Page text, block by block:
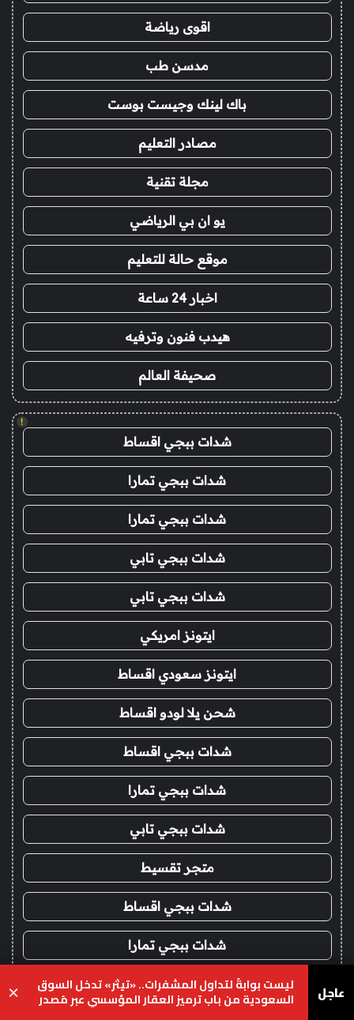
اقوى رياضة
مدسن طب
باك لينك وجيست بوست
مصادر التعليم
مجلة تقنية
يو ان بي الرياضي
موقع حالة للتعليم
اخبار 24 ساعة
هيدب فنون وترفيه
صحيفة العالم
!
شدات ببجي اقساط
شدات ببجي تمارا
شدات ببجي تمارا
شدات ببجي تابي
شدات ببجي تابي
ايتونز امريكي
ايتونز سعودي اقساط
شحن يلا لودو اقساط
شدات ببجي اقساط
شدات ببجي تمارا
شدات ببجي تابي
متجر تقسيط
شدات ببجي اقساط
شدات ببجي تمارا
شدات ببجي تابي عاجل ليست بوابةً لتداول المشفرات.. «تيثر» تدخل السوق
السعودية من باب ترميز العقار المؤسسي عبر مُصدر ×